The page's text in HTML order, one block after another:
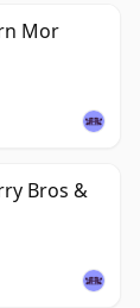
Mor
Bros &